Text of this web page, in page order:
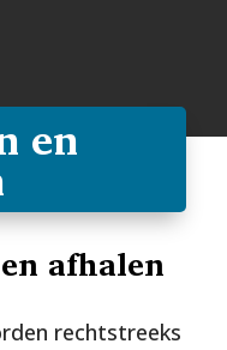
en
afhalen
rechtstreeks